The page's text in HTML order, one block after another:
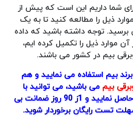
شما داریم این است که پیش از
ذیل را مطالعه کنید تا به یک
توجه داشته باشید که داده
آن موارد ذیل را تکمیل کرده ایم،
بیم در کشور می باشند.
بیم استفاده می نمایید و هم
بیم می باشید، می توانید با
تماس حاصل نمایید و 1ز 90 روز ضمانت بی
تست رایگان برخوردار شوید.